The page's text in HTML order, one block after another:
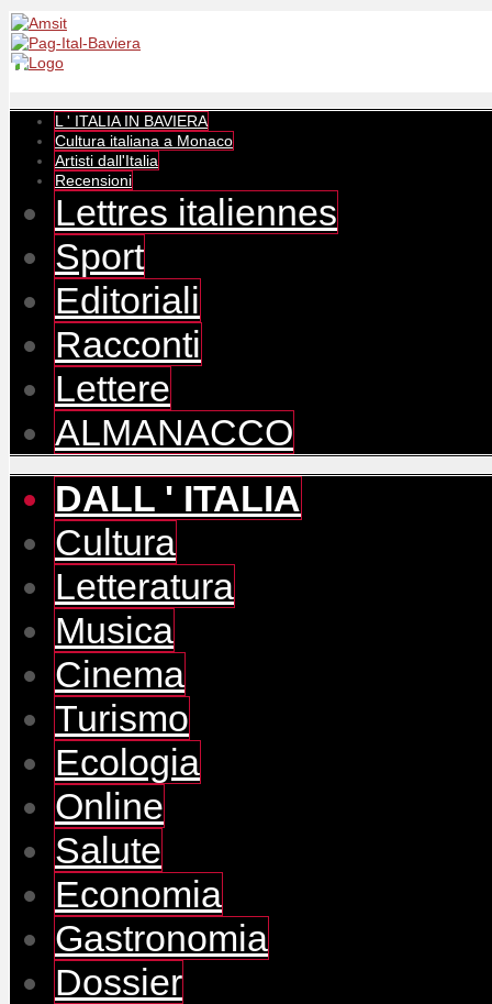
L ' ITALIA IN BAVIERA
Cultura italiana a Monaco
Artisti dall'Italia
Recensioni
Lettres italiennes
Sport
Editoriali
Racconti
Lettere
ALMANACCO
DALL ' ITALIA
Cultura
Letteratura
Musica
Cinema
Turismo
Ecologia
Online
Salute
Economia
Gastronomia
Dossier